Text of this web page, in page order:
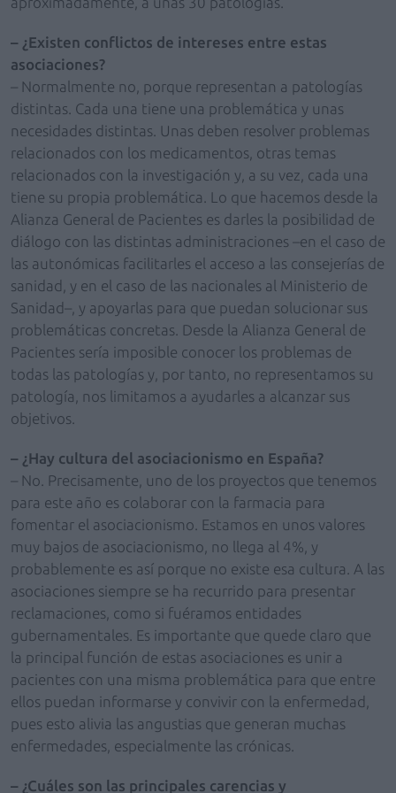
– ¿Existen conflictos de intereses entre estas
asociaciones?
– Normalmente no, porque representan a patologías
distintas. Cada una tiene una problemática y unas
necesidades distintas. Unas deben resolver problemas
relacionados con los medicamentos, otras temas
relacionados con la investigación y, a su vez, cada una
tiene su propia problemática. Lo que hacemos desde la
Alianza General de Pacientes es darles la posibilidad de
diálogo con las distintas administraciones –en el caso de
las autonómicas facilitarles el acceso a las consejerías de
sanidad, y en el caso de las nacionales al Ministerio de
Sanidad–, y apoyarlas para que puedan solucionar sus
problemáticas concretas. Desde la Alianza General de
Pacientes sería imposible conocer los problemas de
todas las patologías y, por tanto, no representamos su
patología, nos limitamos a ayudarles a alcanzar sus
objetivos.
– ¿Hay cultura del asociacionismo en España?
– No. Precisamente, uno de los proyectos que tenemos
para este año es colaborar con la farmacia para
fomentar el asociacionismo. Estamos en unos valores
muy bajos de asociacionismo, no llega al 4%, y
probablemente es así porque no existe esa cultura. A las
asociaciones siempre se ha recurrido para presentar
reclamaciones, como si fuéramos entidades
gubernamentales. Es importante que quede claro que
la principal función de estas asociaciones es unir a
pacientes con una misma problemática para que entre
ellos puedan informarse y convivir con la enfermedad,
pues esto alivia las angustias que generan muchas
enfermedades, especialmente las crónicas.
– ¿Cuáles son las principales carencias y